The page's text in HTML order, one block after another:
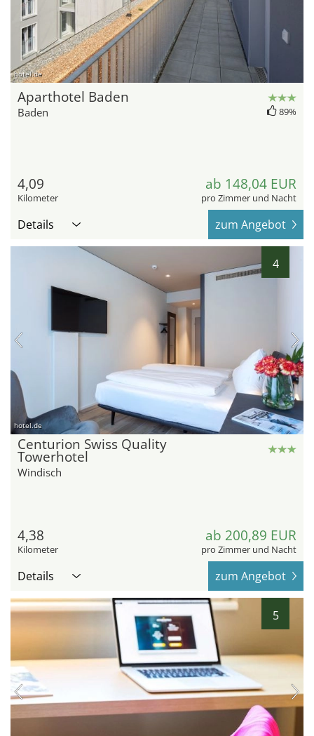
hotel.de
Aparthotel Baden
Baden 89%
4,09
Kilometer
ab 148,04 EUR
pro Zimmer und Nacht
Details zum Angebot
4
hotel.de
Centurion Swiss Quality
Towerhotel
Windisch
4,38
Kilometer
ab 200,89 EUR
pro Zimmer und Nacht
Details zum Angebot
5